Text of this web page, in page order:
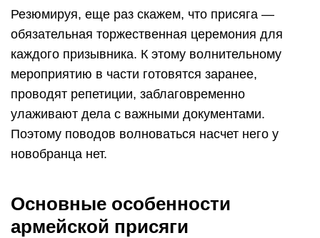
Резюмируя, еще раз скажем, что присяга —
обязательная торжественная церемония для
каждого призывника. К этому волнительному
мероприятию в части готовятся заранее,
проводят репетиции, заблаговременно
улаживают дела с важными документами.
Поэтому поводов волноваться насчет него у
новобранца нет.
Основные особенности
армейской присяги